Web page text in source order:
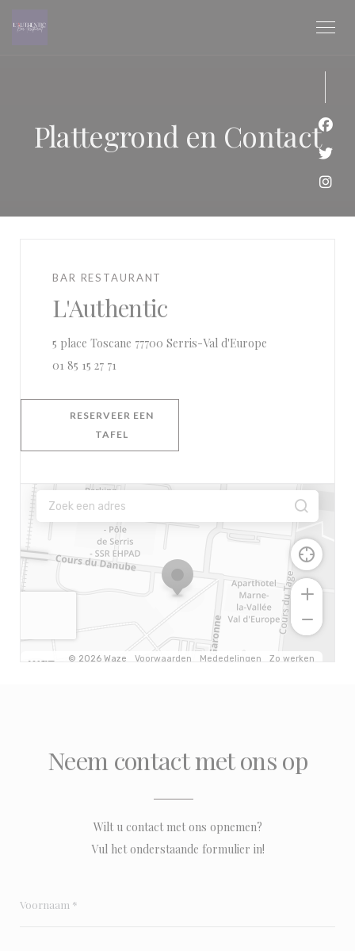
Plattegrond en Contact
BAR RESTAURANT
L'Authentic
5 place Toscane 77700 Serris-Val d'Europe
01 85 15 27 71
RESERVEER EEN
TAFEL
Neem contact met ons op
Wilt u contact met ons opnemen?
Vul het onderstaande formulier in!